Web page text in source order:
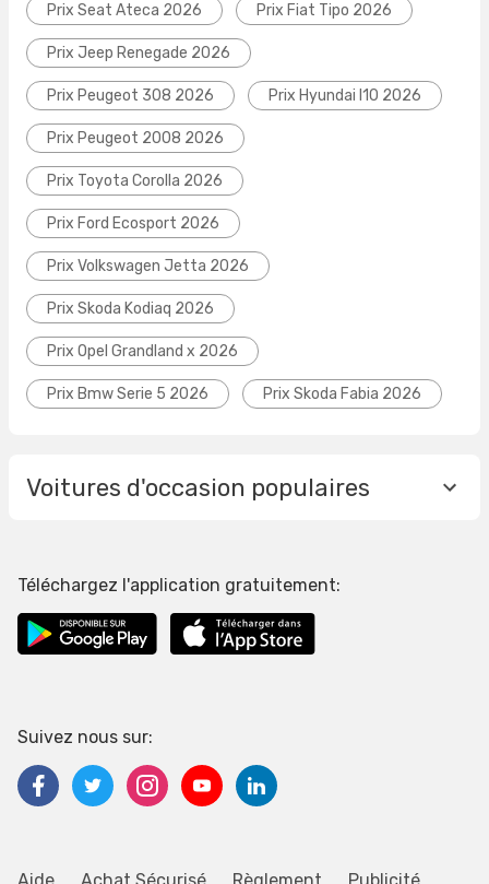
Prix Seat Ateca 2026 Prix Fiat Tipo 2026
Prix Jeep Renegade 2026
Prix Peugeot 308 2026 Prix Hyundai I10 2026
Prix Peugeot 2008 2026
Prix Toyota Corolla 2026
Prix Ford Ecosport 2026
Prix Volkswagen Jetta 2026
Prix Skoda Kodiaq 2026
Prix Opel Grandland x 2026
Prix Bmw Serie 5 2026 Prix Skoda Fabia 2026
Voitures d'occasion populaires
Téléchargez l'application gratuitement:
Suivez nous sur: